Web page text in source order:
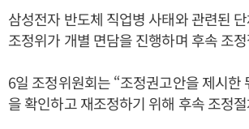
삼성전자 반도체 직업병 사태와 관련된
조정위가 개별 면담을 진행하며 후속 조
6일 조정위원회는 “조정권고안을 제시
을 확인하고 재조정하기 위해 후속 조정